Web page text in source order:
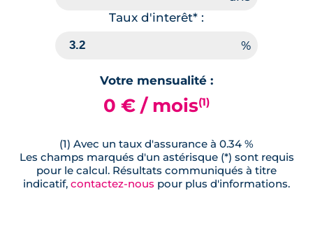
Taux d'interêt* :
Votre mensualité :
0 € / mois(1)
(1) Avec un taux d'assurance à 0.34 %
Les champs marqués d'un astérisque (*) sont requis
pour le calcul. Résultats communiqués à titre
indicatif, contactez-nous pour plus d'informations.